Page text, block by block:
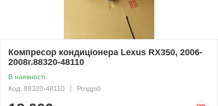
Компресор кондиціонера Lexus RX350, 2006-
2008г.88320-48110
В наявності
Код: 88320-48110
Роздріб